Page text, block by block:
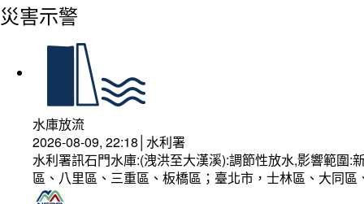
災害示警
水庫放流
2026-08-09, 22:18│水利署
水利署訊石門水庫:(洩洪至大漢溪):調節性放水,影響範圍
區、八里區、三重區、板橋區；臺北市，士林區、大同